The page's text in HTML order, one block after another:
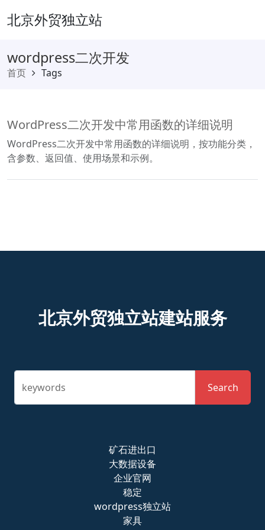
北京外贸独立站
wordpress二次开发
首页 Tags
WordPress二次开发中常用函数的详细说明
WordPress二次开发中常用函数的详细说明，按功能分类，
含参数、返回值、使用场景和示例。
北京外贸独立站建站服务
keywords Search
矿石进出口
大数据设备
企业官网
稳定
wordpress独立站
家具